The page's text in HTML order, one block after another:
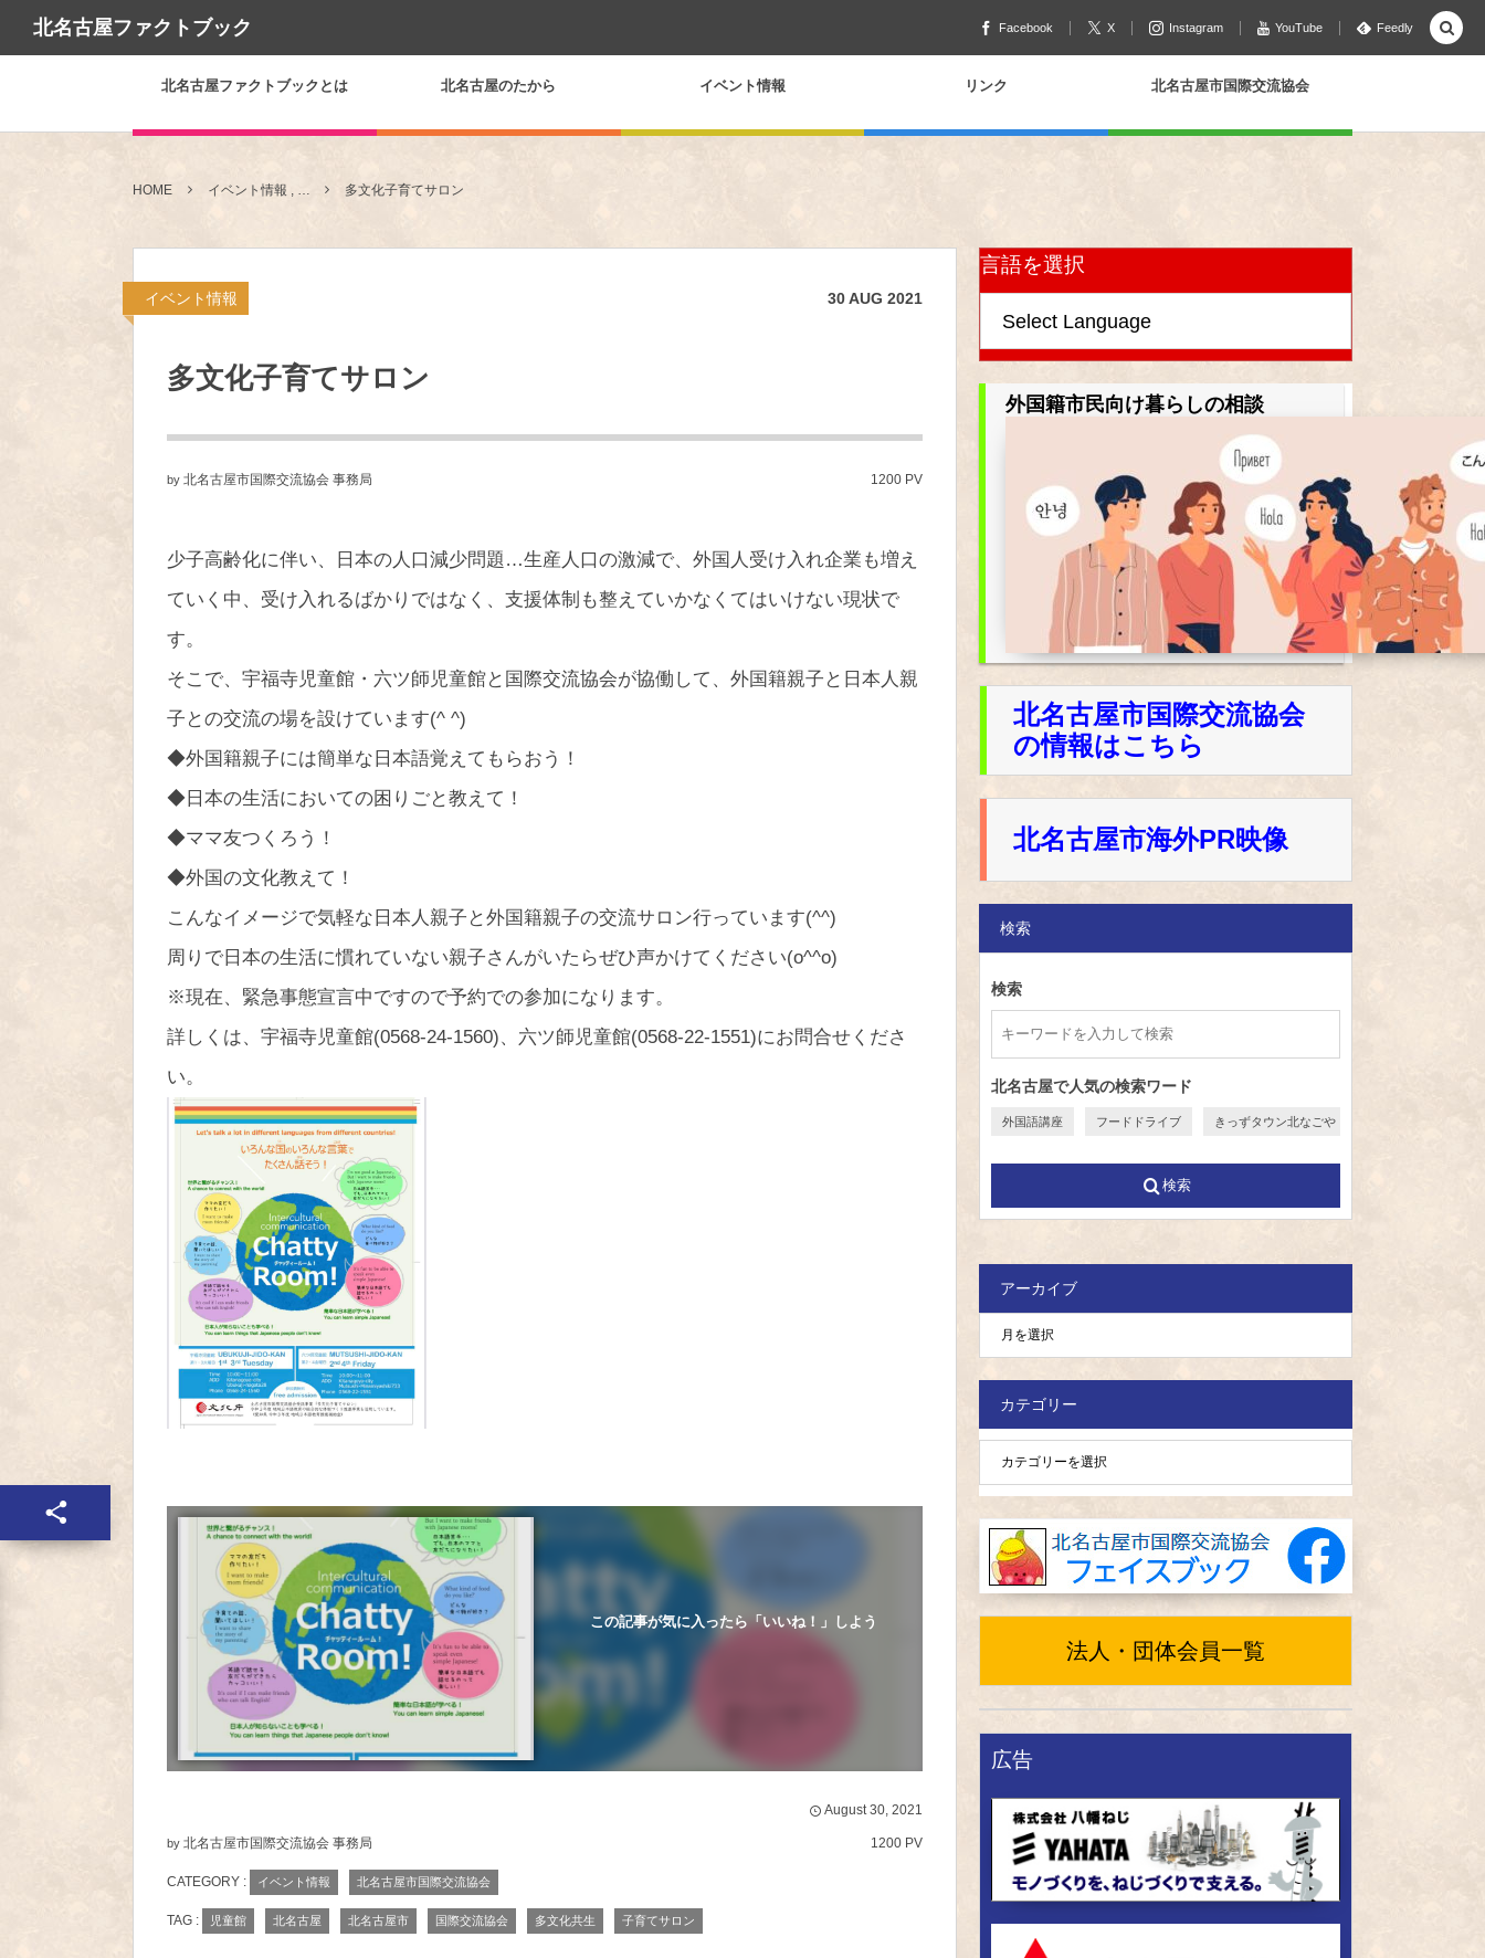
北名古屋ファクトブック Facebook X Instagram YouTube Feedly
北名古屋ファクトブックとは 北名古屋のたから イベント情報 リンク 北名古屋市国際交流協会
HOME イベント情報 , … 多文化子育てサロン
イベント情報 30AUG 2021
多文化子育てサロン
by 北名古屋市国際交流協会 事務局 1200 PV
少子高齢化に伴い、日本の人口減少問題…生産人口の激減で、外国人受け入れ企業も増え
ていく中、受け入れるばかりではなく、支援体制も整えていかなくてはいけない現状で
す。
そこで、宇福寺児童館・六ツ師児童館と国際交流協会が協働して、外国籍親子と日本人親
子との交流の場を設けています(^ ^)
◆外国籍親子には簡単な日本語覚えてもらおう！
◆日本の生活においての困りごと教えて！
◆ママ友つくろう！
◆外国の文化教えて！
こんなイメージで気軽な日本人親子と外国籍親子の交流サロン行っています(^^)
周りで日本の生活に慣れていない親子さんがいたらぜひ声かけてください(o^^o)
※現在、緊急事態宣言中ですので予約での参加になります。
詳しくは、宇福寺児童館(0568-24-1560)、六ツ師児童館(0568-22-1551)にお問合せくださ
い。
この記事が気に入ったら「いいね！」しよう
August 30, 2021
by 北名古屋市国際交流協会 事務局 1200 PV
CATEGORY : イベント情報 北名古屋市国際交流協会
TAG : 児童館 北名古屋 北名古屋市 国際交流協会 多文化共生 子育てサロン
言語を選択
外国籍市民向け暮らしの相談
北名古屋市国際交流協会
の情報はこちら
北名古屋市海外PR映像
検索
検索
北名古屋で人気の検索ワード
外国語講座 フードドライブ きっずタウン北なごや
検索
アーカイブ
カテゴリー
法人・団体会員一覧
広告